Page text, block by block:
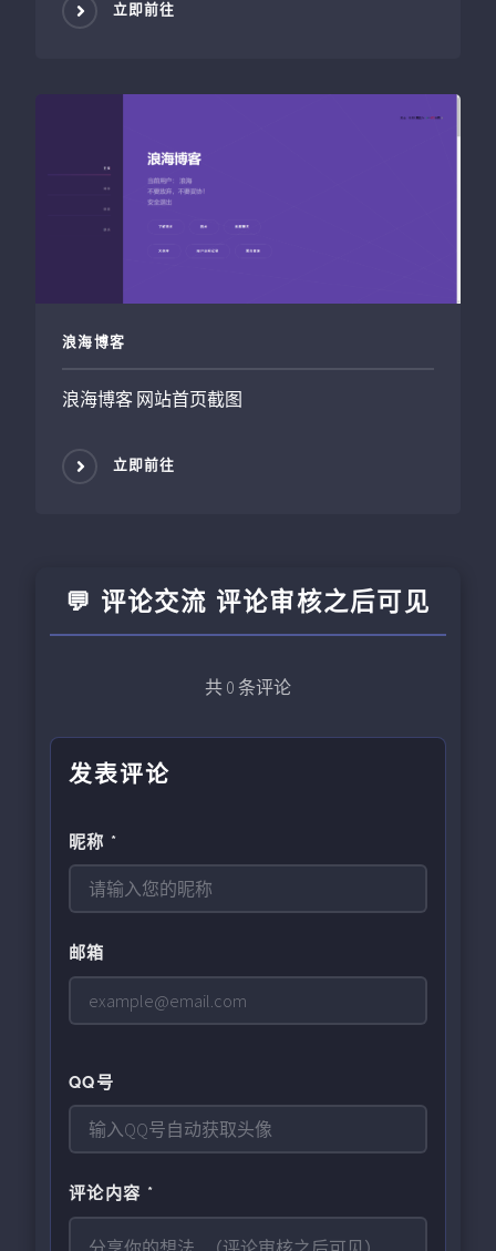
立即前往
浪海博客
浪海博客 网站首页截图
立即前往
💬 评论交流 评论审核之后可见
共 0 条评论
发表评论
昵称 *
邮箱
QQ号
评论内容 *